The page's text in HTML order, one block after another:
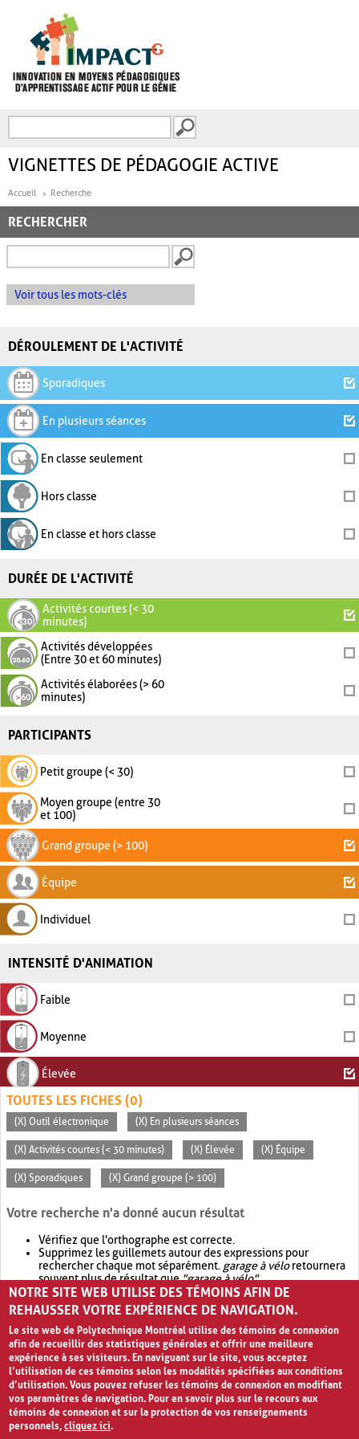
FORMULAIRE DE
VIGNETTES DE PÉDAGOGIE ACTIVE
Accueil Recherche
RECHERCHER
Voir tous les mots-clés
DÉROULEMENT DE L'ACTIVITÉ
Sporadiques
En plusieurs séances
En classe seulement
Hors classe
En classe et hors classe
DURÉE DE L'ACTIVITÉ
Activités courtes (< 30
minutes)
Activités développées
(Entre 30 et 60 minutes)
Activités élaborées (> 60
minutes)
PARTICIPANTS
Petit groupe (< 30)
Moyen groupe (entre 30
et 100)
Grand groupe (> 100)
Équipe
Individuel
INTENSITÉ D'ANIMATION
Faible
Moyenne
Élevée
TOUTES LES FICHES (0)
(X) Outil électronique (X) En plusieurs séances
(X) Activités courtes (< 30 minutes) (X) Élevée (X) Équipe
(X) Sporadiques (X) Grand groupe (> 100)
Votre recherche n'a donné aucun résultat
Vérifiez que l'orthographe est correcte.
Supprimez les guillemets autour des expressions pour
rechercher chaque mot séparément. garage à véloretournera
souvent plus de résultat que"garage à vélo".
Envisagez d'élargir votre recherche avec OR.garage OR vélo
retournera souvent plus de résultat quegarage à vélo
NOTRE SITE WEB UTILISE DES TÉMOINS AFIN DE
REHAUSSER VOTRE EXPÉRIENCE DE NAVIGATION.
Le site web de Polytechnique Montréal utilise des témoins de connexion
afin de recueillir des statistiques générales et offrir une meilleure
expérience à ses visiteurs. En naviguant sur le site, vous acceptez
l’utilisation de ces témoins selon les modalités spécifiées aux conditions
d’utilisation. Vous pouvez refuser les témoins de connexion en modifiant
vos paramètres de navigation. Pour en savoir plus sur le recours aux
témoins de connexion et sur la protection de vos renseignements
personnels,cliquez ici.